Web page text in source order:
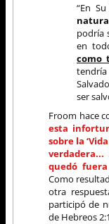
“En
podría
en
como
ser
Froom hace
esta
sobre la
quedó
Como
otra
participó de
de Hebreos